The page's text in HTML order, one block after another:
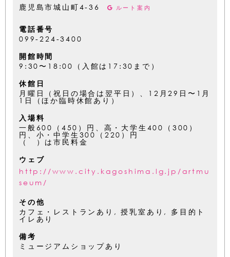
鹿児島市城山町4-36 ルート案内
電話番号
099-224-3400
開館時間
9:30〜18:00（入館は17:30まで）
休館日
月曜日（祝日の場合は翌平日）、12月29日〜1月
1日（ほか臨時休館あり）
入場料
一般600（450）円、高・大学生400（300）
円、小・中学生300（220）円
（ ）は市民料金
ウェブ
http://www.city.kagoshima.lg.jp/artmu
seum/
その他
カフェ・レストランあり, 授乳室あり, 多目的ト
イレあり
備考
ミュージアムショップあり